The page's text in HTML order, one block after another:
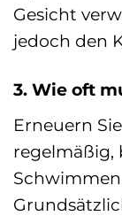
Gesicht
jedoch den
3. Wie oft
Erneuern
regelmäßig,